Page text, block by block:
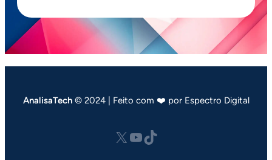
AnalisaTech © 2024 | Feito com ❤️ por Espectro Digital
X Youtube tiktok.com/@analisatech